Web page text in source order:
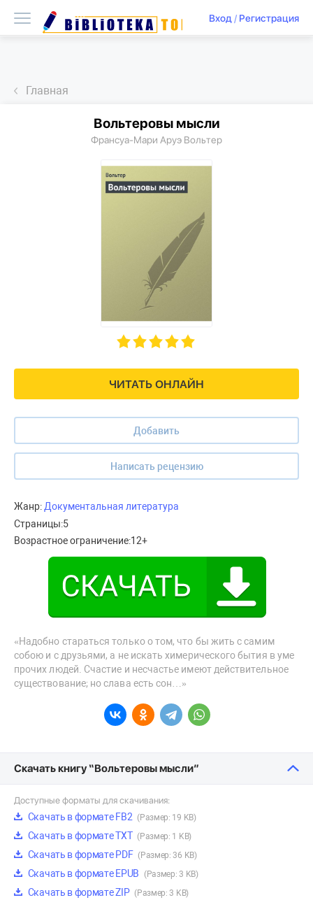
Вход/ Регистрация
Главная
ЧИТАТЬ ОНЛАЙН
Добавить
Написать рецензию
Вольтepoвы мысли
Франсуа-Мари Аруэ Вольтер
Жанр:Документальная литература
Страницы:5
Возрастное ограничение:12+
«Надобно стараться только о том, что бы жить с самим
собою и с друзьями, a не искать химерического бытия в уме
прочих людей. Счастие и несчастье имеют действительное
существование; но слава есть сон…»
Скачать книгу “Вольтepoвы мысли”
Доступные форматы для скачивания:
Скачать в формате FB2 (Размер: 19 KB)
Скачать в формате TXT (Размер: 1 KB)
Скачать в формате PDF (Размер: 36 KB)
Скачать в формате EPUB (Размер: 3 KB)
Скачать в формате ZIP (Размер: 3 KB)